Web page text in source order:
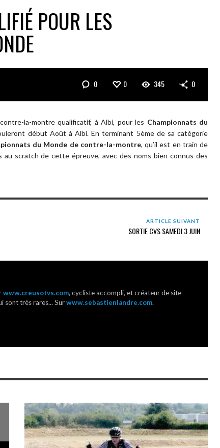
POUR LES
0 0 345 0
la-montre qualificatif, à Albi, pour les Championnats du
début Août à Albi. En terminant 5ème de sa catégorie
du Monde de contre-la-montre, qu’il est en train de
scratch de cette épreuve, avec des noms bien connus des
ARTICLE SUIVANT
SORTIE CVS SAMEDI 3 JUIN
www.creusotvs.com, cycliste accompli, et créateur de site
sont très rares... Surwww.sebastienlandre.com.